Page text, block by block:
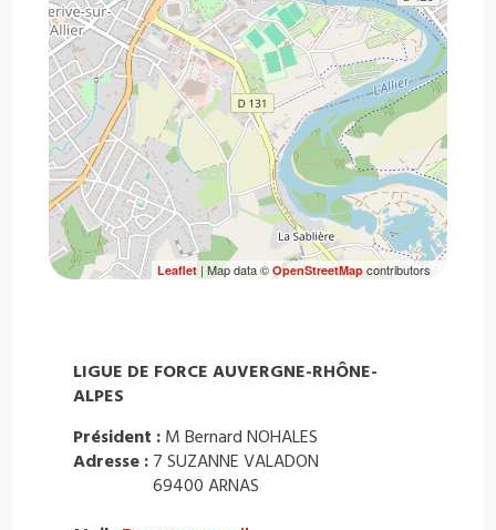
Leaflet| Map data © OpenStreetMapcontributors
LIGUE DE FORCE AUVERGNE-RHÔNE-
ALPES
Président : M Bernard NOHALES
Adresse : 7 SUZANNE VALADON
69400 ARNAS